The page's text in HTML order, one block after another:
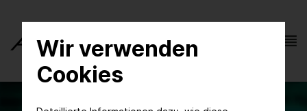
Wir verwenden
Cookies